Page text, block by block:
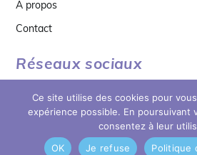
À propos
Contact
Réseaux sociaux
© copyright 2026
Ce site utilise des cookies pour
expérience possible. En poursuivant
consentez à leur
OK
Je refuse Politique